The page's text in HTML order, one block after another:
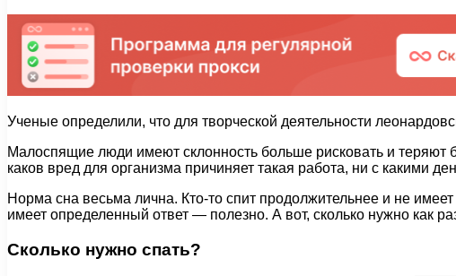
Ученые определили, что для творческой деятельности
Малоспящие люди имеют склонность больше рисковать и
каков вред для организма причиняет такая работа, ни с какими
Норма сна весьма лична. Кто-то спит продолжительнее и не
имеет определенный ответ — полезно. А вот, сколько нужно как
Сколько нужно спать?